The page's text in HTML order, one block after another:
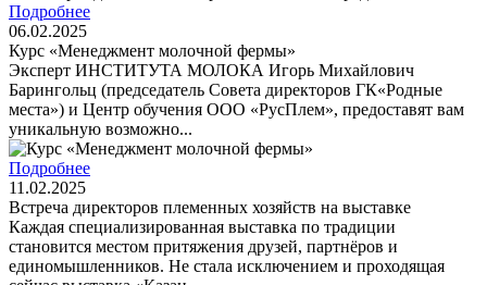
Подробнее
06.02.2025
Курс «Менеджмент молочной фермы»
Эксперт ИНСТИТУТА МОЛОКА Игорь Михайлович
Барингольц (председатель Совета директоров ГК«Родные
места») и Центр обучения ООО «РусПлем», предоставят вам
уникальную возможно...
Подробнее
11.02.2025
Встреча директоров племенных хозяйств на выставке
Каждая специализированная выставка по традиции
становится местом притяжения друзей, партнёров и
единомышленников. Не стала исключением и проходящая